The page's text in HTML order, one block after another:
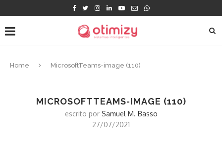
Home MicrosoftTeams-image (110)
MICROSOFTTEAMS-IMAGE (110)
escrito por Samuel M. Basso
27/07/2021